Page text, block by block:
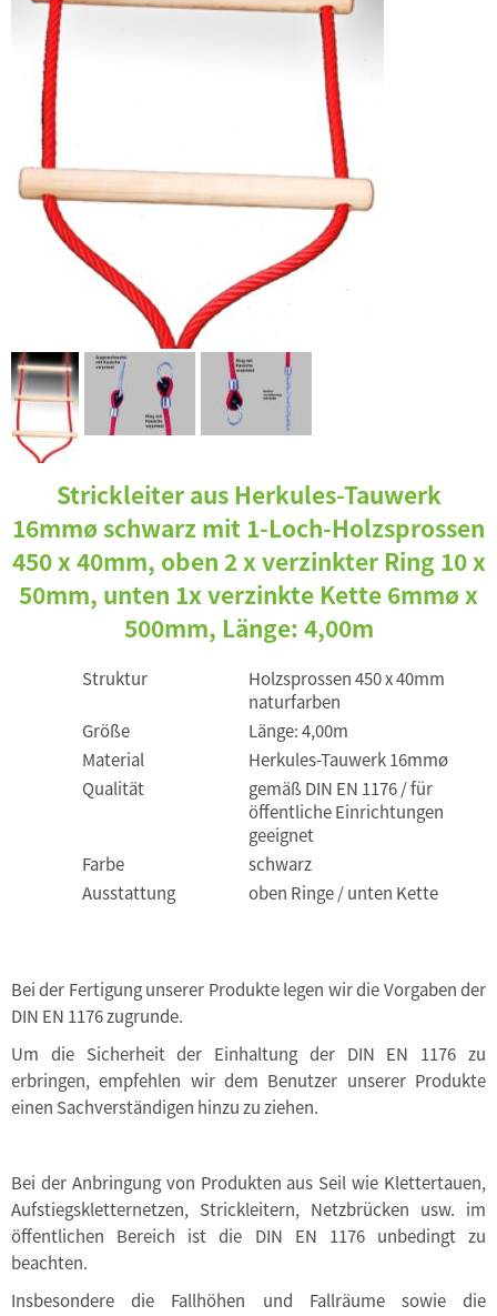
Strickleiter aus Herkules-Tauwerk
16mmø schwarz mit 1-Loch-Holzsprossen
450 x 40mm, oben 2 x verzinkter Ring 10 x
50mm, unten 1x verzinkte Kette 6mmø x
500mm, Länge: 4,00m
Struktur
Holzsprossen 450 x 40mm
naturfarben
Größe
Länge: 4,00m
Material
Herkules-Tauwerk 16mmø
Qualität
gemäß DIN EN 1176 / für
öffentliche Einrichtungen
geeignet
Farbe
schwarz
Ausstattung
oben Ringe / unten Kette
Bei der Fertigung unserer Produkte legen wir die Vorgaben der
DIN EN 1176 zugrunde.
Um die Sicherheit der Einhaltung der DIN EN 1176 zu
erbringen, empfehlen wir dem Benutzer unserer Produkte
einen Sachverständigen hinzu zu ziehen.
Bei der Anbringung von Produkten aus Seil wie Klettertauen,
Aufstiegskletternetzen, Strickleitern, Netzbrücken usw. im
öffentlichen Bereich ist die DIN EN 1176 unbedingt zu
beachten.
Insbesondere die Fallhöhen und Fallräume sowie die